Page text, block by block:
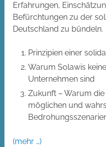
Erfahrungen,
Befürchtungen zu der
Deutschland zu bündeln.
Prinzipien einer
Warum Solawis
Unternehmen sind
Zukunft – Warum
möglichen und
(mehr …)